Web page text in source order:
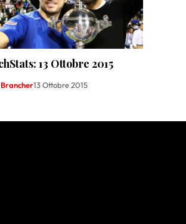
13 Ottobre 2015
13 Ottobre 2015